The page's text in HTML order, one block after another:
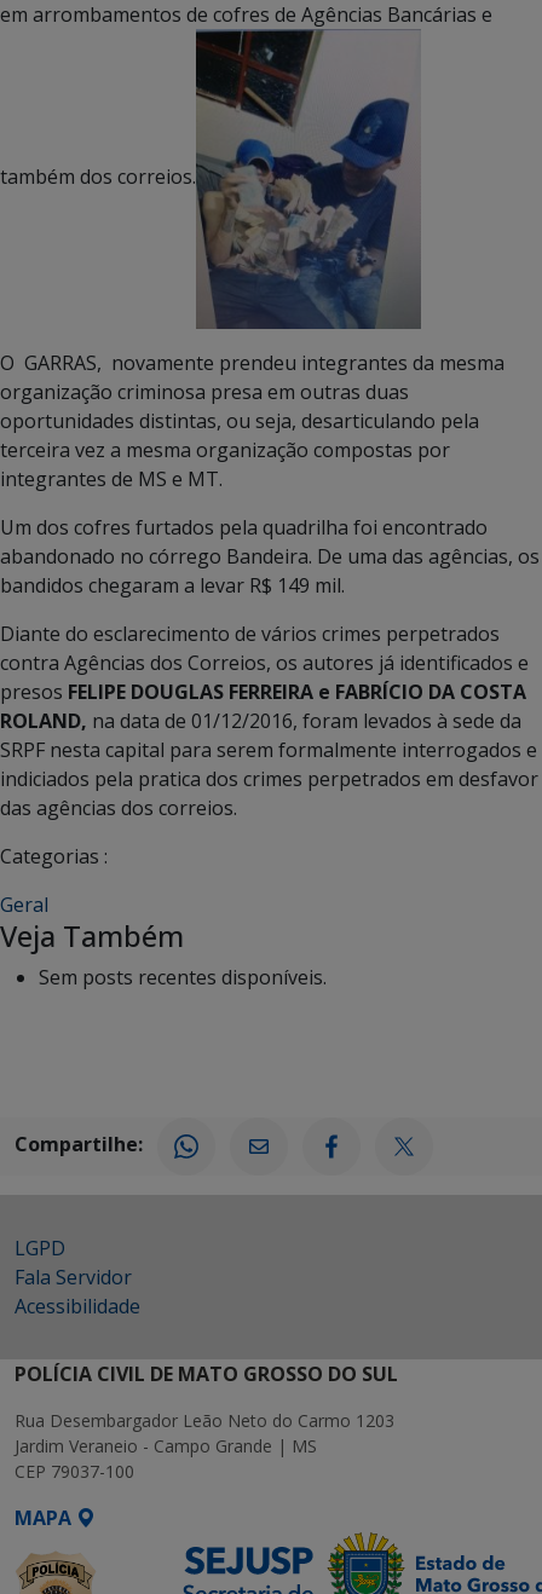
em arrombamentos de cofres de Agências Bancárias e
também dos correios.
O GARRAS, novamente prendeu integrantes da mesma
organização criminosa presa em outras duas
oportunidades distintas, ou seja, desarticulando pela
terceira vez a mesma organização compostas por
integrantes de MS e MT.
Um dos cofres furtados pela quadrilha foi encontrado
abandonado no córrego Bandeira. De uma das agências, os
bandidos chegaram a levar R$ 149 mil.
Diante do esclarecimento de vários crimes perpetrados
contra Agências dos Correios, os autores já identificados e
presos FELIPE DOUGLAS FERREIRA e FABRÍCIO DA COSTA
ROLAND, na data de 01/12/2016, foram levados à sede da
SRPF nesta capital para serem formalmente interrogados e
indiciados pela pratica dos crimes perpetrados em desfavor
das agências dos correios.
Categorias :
Geral
Veja Também
Sem posts recentes disponíveis.
Compartilhe:
LGPD
Fala Servidor
Acessibilidade
POLÍCIA CIVIL DE MATO GROSSO DO SUL
Rua Desembargador Leão Neto do Carmo 1203
Jardim Veraneio - Campo Grande | MS
CEP 79037-100
MAPA